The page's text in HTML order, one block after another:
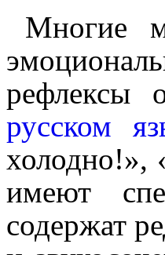
Многие
рефлексы
русском
холодно!»,
имеют
содержат